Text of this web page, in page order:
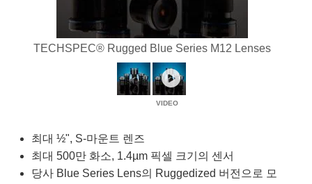
Sputtering) Coated Optics
Isolators
신제품
Systems
Targets
Stage Micrometers
and Optomechanics
and Detection
Processing
Development Systems
and Production
TECHSPEC® Rugged Blue Series M12 Lenses
최대 ½", S-마운트 렌즈
최대 500만 화소, 1.4µm 픽셀 크기의 센서
당사 Blue Series Lens의 Ruggedized 버전으로 모